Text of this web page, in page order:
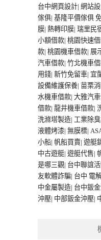
台中網頁設計| 網站
傢俱| 基隆平價傢俱
膜| 熱轉印膜| 瑞里民
小額借款| 桃園快速
款| 桃園機車借款| 展
汽車借款| 竹北機車
用錢| 新竹免留車| 宜
設備維護保養| 苗栗
水機車借款| 大雅汽
借款| 龍井機車借款|
洗滌塔製造| 工業除
液體烤漆| 無膜標|
小船| 帆船買賣| 遊艇
中古遊艇| 遊艇代售|
是哪三觀| 台中聯誼
友軟體詐騙| 台中 電
中金屬製造| 台中鈑
沖壓| 中部鈑金沖壓|